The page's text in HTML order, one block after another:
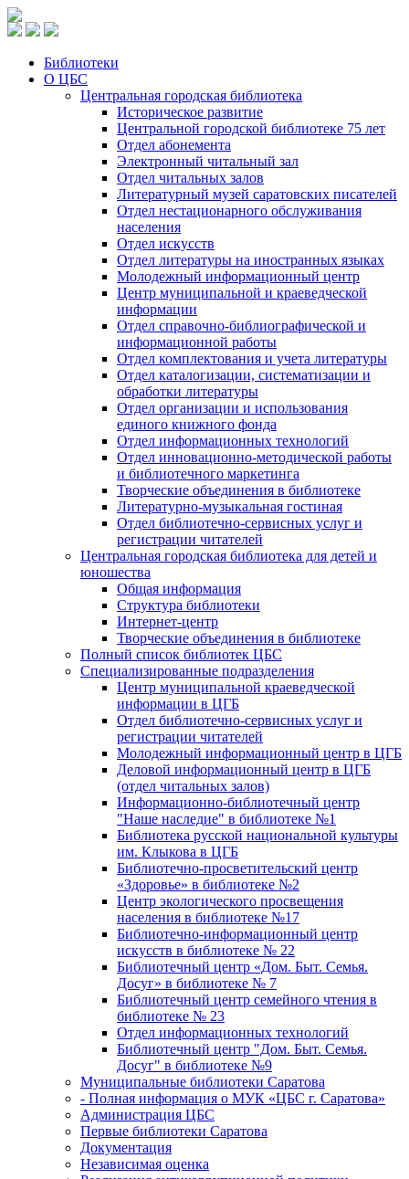
Библиотеки
О ЦБС
Центральная городская библиотека
Историческое развитие
Центральной городской библиотеке 75 лет
Отдел абонемента
Электронный читальный зал
Отдел читальных залов
Литературный музей саратовских писателей
Отдел нестационарного обслуживания
населения
Отдел искусств
Отдел литературы на иностранных языках
Молодежный информационный центр
Центр муниципальной и краеведческой
информации
Отдел справочно-библиографической и
информационной работы
Отдел комплектования и учета литературы
Отдел каталогизации, систематизации и
обработки литературы
Отдел организации и использования
единого книжного фонда
Отдел информационных технологий
Отдел инновационно-методической работы
и библиотечного маркетинга
Творческие объединения в библиотеке
Литературно-музыкальная гостиная
Отдел библиотечно-сервисных услуг и
регистрации читателей
Центральная городская библиотека для детей и
юношества
Общая информация
Структура библиотеки
Интернет-центр
Творческие объединения в библиотеке
Полный список библиотек ЦБС
Специализированные подразделения
Центр муниципальной краеведческой
информации в ЦГБ
Отдел библиотечно-сервисных услуг и
регистрации читателей
Молодежный информационный центр в ЦГБ
Деловой информационный центр в ЦГБ
(отдел читальных залов)
Информационно-библиотечный центр
"Наше наследие" в библиотеке №1
Библиотека русской национальной культуры
им. Клыкова в ЦГБ
Библиотечно-просветительский центр
«Здоровье» в библиотеке №2
Центр экологического просвещения
населения в библиотеке №17
Библиотечно-информационный центр
искусств в библиотеке № 22
Библиотечный центр «Дом. Быт. Семья.
Досуг» в библиотеке № 7
Библиотечный центр семейного чтения в
библиотеке № 23
Отдел информационных технологий
Библиотечный центр "Дом. Быт. Семья.
Досуг" в библиотеке №9
Муниципальные библиотеки Саратова
- Полная информация о МУК «ЦБС г. Саратова»
Администрация ЦБС
Первые библиотеки Саратова
Документация
Независимая оценка